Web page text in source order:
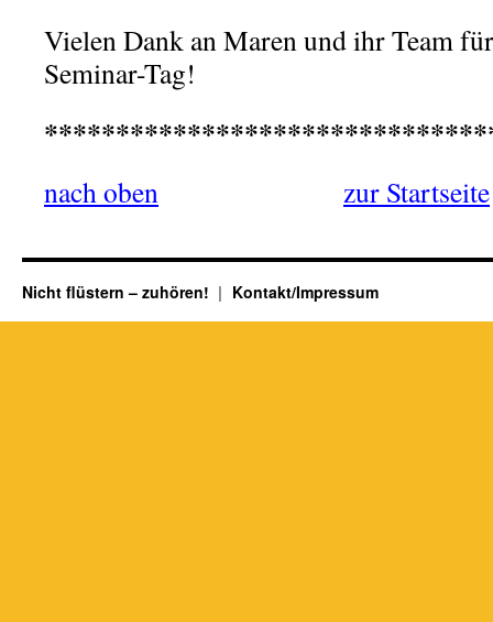
Vielen Dank an Maren und ihr Team
Seminar-Tag!
nach oben zur Startseite
Nicht flüstern – zuhören! Kontakt/Impressum